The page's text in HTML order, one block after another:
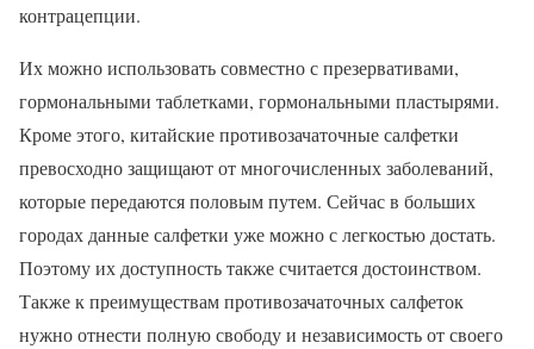
контрацепции.
Их можно использовать совместно с презервативами,
гормональными таблетками, гормональными пластырями.
Кроме этого, китайские противозачаточные салфетки
превосходно защищают от многочисленных заболеваний,
которые передаются половым путем. Сейчас в больших
городах данные салфетки уже можно с легкостью достать.
Поэтому их доступность также считается достоинством.
Также к преимуществам противозачаточных салфеток
нужно отнести полную свободу и независимость от своего